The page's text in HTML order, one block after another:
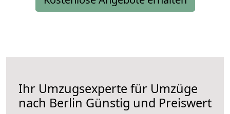
Ihr Umzugsexperte für Umzüge
nach Berlin Günstig und Preiswert